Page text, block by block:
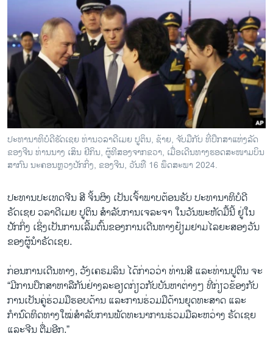
ຊີວິດຊາວລາວ
ຊຸມຊົນຊາວລາວ
ວິທະຍາສາດ-ເທັກໂນໂລຈີ
ທຸລະກິດ
ພາສາອັງກິດ
ວີດີໂອ
ສຽງ
ລາຍການກະຈາຍສຽງ
ລາຍງານ
ພາສາຕ່າງໆ
ປະທານາທິບໍດີຮັດເຊຍ ທ່ານວລາດີເມຍ ປູຕິນ, ຊ້າຍ, ຈັບມືກັບ ທີ່ປຶກສາແຫ່ງລັດ
ຂອງຈີນ ທ່ານນາງ ເສິນ ຢີກິນ, ຜູ້ທີສອງຈາກຂວາ, ເມື່ອເດີນທາງຮອດສະໜາມບິນ
ສາກົນ ນະຄອນຫຼວງປັກກິ່ງ, ຂອງຈີນ, ວັນທ່ີ 16 ພຶດສະພາ 2024.
ປະທານປະເທດຈີນ ສີ ຈິ້ນຜິງ ເປັນເຈົ້າພາບຕ້ອນຮັບ ປະທານາທິບໍດີ
ຣັດເຊຍ ວລາດີເມຍ ປູຕິນ ສຳລັບການເຈລະຈາ ໃນວັນພະຫັດມື້ນີ້ ຢູ່ໃນ
ປັກກິ່ງ ເຊິ່ງເປັນການເລີ້ມຕົ້ນຂອງການເດີນທາງຢ້ຽມຢາມໄລຍະສອງວັນ
ຂອງຜູ້ນຳຣັດເຊຍ.
ກ່ອນການເດີນທາງ, ວັງເຄຣມລິນ ໄດ້ກ່າວວ່າ ທ່ານສີ ແລະທ່ານປູຕິນ ຈະ
“ມີການປຶກສາຫາລືກັນຢ່າງລະອຽດກ່ຽວກັບບັນຫາຕ່າງໆ ທີ່ກ່ຽວຂ້ອງກັບ
ການເປັນຄູ່ຮ່ວມມືຮອບດ້ານ ແລະການຮ່ວມມືດ້ານຍຸດທະສາດ ແລະ
ກຳນົດທິດທາງໃໝ່ສຳລັບການພັດທະນາການຮ່ວມມືລະຫວ່າງ ຣັດເຊຍ
ແລະຈີນ ຕື່ມອີກ.”